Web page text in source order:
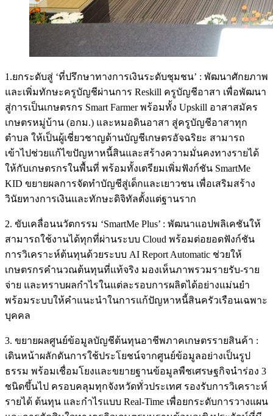
1.ยกระดับสู่ ‘ที่ปรึกษาทางการเงินระดับชุมชน’ : พัฒนาศักยภาพ
และเพิ่มทักษะครูบัญชีผ่านการ Reskill ครูบัญชีอาสา เพื่อพัฒนา
สู่การเป็นเกษตรกร Smart Farmer พร้อมทั้ง Upskill อาสาสมัคร
เกษตรหมู่บ้าน (อกม.) และหมอดินอาสา สู่ครูบัญชีอาสาทุก
ตำบล ให้เป็นผู้เชี่ยวชาญด้านบัญชีเกษตรอัจฉริยะ สามารถ
เข้าไปช่วยแก้ไขปัญหาหนี้สินและสร้างความมั่นคงทางรายได้
ให้กับเกษตรกรในพื้นที่ พร้อมทั้งเตรียมเพิ่มฟังก์ชัน SmartMe
KID ขยายผลการจัดทำบัญชีสู่เด็กและเยาวชน เพื่อเสริมสร้าง
วินัยทางการเงินและทักษะดิจิทัลตั้งแต่ฐานราก
2. ขับเคลื่อนนวัตกรรม ‘SmartMe Plus’ : พัฒนาแอปพลิเคชันให้
สามารถใช้งานได้ทุกที่ผ่านระบบ Cloud พร้อมต่อยอดฟังก์ชัน
การวิเคราะห์ต้นทุนด้วยระบบ AI Report Automatic ช่วยให้
เกษตรกรคำนวณต้นทุนที่แท้จริง มองเห็นภาพรวมรายรับ-ราย
จ่าย และทราบผลกำไรในแต่ละรอบการผลิตได้อย่างแม่นยำ
พร้อมระบบให้คำแนะนำในการแก้ปัญหาหนี้สินครัวเรือนเฉพาะ
บุคคล
3. ขยายผลศูนย์ข้อมูลบัญชีต้นทุนอาชีพภาคเกษตรรายสินค้า :
เดินหน้าผลักดันการใช้ประโยชน์จากศูนย์ข้อมูลอย่างเป็นรูป
ธรรม พร้อมเชื่อมโยงและขยายฐานข้อมูลพืชเศรษฐกิจนำร่อง 3
ชนิดขึ้นไป ครอบคลุมทุกจังหวัดทั่วประเทศ รองรับการวิเคราะห์
รายได้ ต้นทุน และกำไรแบบ Real-Time เพื่อยกระดับการวางแผน